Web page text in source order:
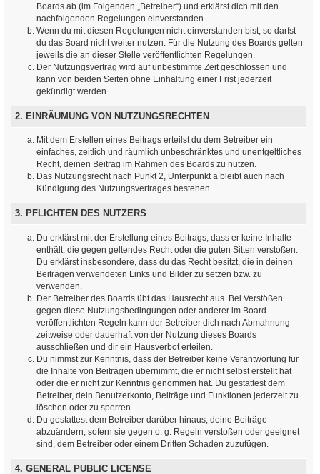
Boards ab (im Folgenden „Betreiber“) und erklärst dich mit den
nachfolgenden Regelungen einverstanden.
Wenn du mit diesen Regelungen nicht einverstanden bist, so darfst
du das Board nicht weiter nutzen. Für die Nutzung des Boards gelten
jeweils die an dieser Stelle veröffentlichten Regelungen.
Der Nutzungsvertrag wird auf unbestimmte Zeit geschlossen und
kann von beiden Seiten ohne Einhaltung einer Frist jederzeit
gekündigt werden.
2. EINRÄUMUNG VON NUTZUNGSRECHTEN
Mit dem Erstellen eines Beitrags erteilst du dem Betreiber ein
einfaches, zeitlich und räumlich unbeschränktes und unentgeltliches
Recht, deinen Beitrag im Rahmen des Boards zu nutzen.
Das Nutzungsrecht nach Punkt 2, Unterpunkt a bleibt auch nach
Kündigung des Nutzungsvertrages bestehen.
3. PFLICHTEN DES NUTZERS
Du erklärst mit der Erstellung eines Beitrags, dass er keine Inhalte
enthält, die gegen geltendes Recht oder die guten Sitten verstoßen.
Du erklärst insbesondere, dass du das Recht besitzt, die in deinen
Beiträgen verwendeten Links und Bilder zu setzen bzw. zu
verwenden.
Der Betreiber des Boards übt das Hausrecht aus. Bei Verstößen
gegen diese Nutzungsbedingungen oder anderer im Board
veröffentlichten Regeln kann der Betreiber dich nach Abmahnung
zeitweise oder dauerhaft von der Nutzung dieses Boards
ausschließen und dir ein Hausverbot erteilen.
Du nimmst zur Kenntnis, dass der Betreiber keine Verantwortung für
die Inhalte von Beiträgen übernimmt, die er nicht selbst erstellt hat
oder die er nicht zur Kenntnis genommen hat. Du gestattest dem
Betreiber, dein Benutzerkonto, Beiträge und Funktionen jederzeit zu
löschen oder zu sperren.
Du gestattest dem Betreiber darüber hinaus, deine Beiträge
abzuändern, sofern sie gegen o. g. Regeln verstoßen oder geeignet
sind, dem Betreiber oder einem Dritten Schaden zuzufügen.
4. GENERAL PUBLIC LICENSE